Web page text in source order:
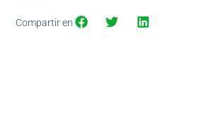
Compartir en